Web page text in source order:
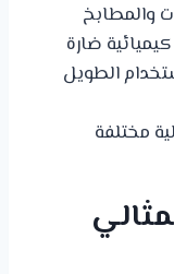
والمطابخ
ضارة
الطويل
مختلفة